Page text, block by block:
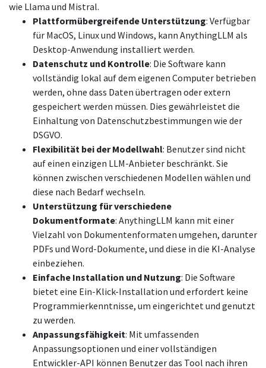
wie Llama und Mistral.
Plattformübergreifende Unterstützung: Verfügbar
für MacOS, Linux und Windows, kann AnythingLLM als
Desktop-Anwendung installiert werden.
Datenschutz und Kontrolle: Die Software kann
vollständig lokal auf dem eigenen Computer betrieben
werden, ohne dass Daten übertragen oder extern
gespeichert werden müssen. Dies gewährleistet die
Einhaltung von Datenschutzbestimmungen wie der
DSGVO.
Flexibilität bei der Modellwahl: Benutzer sind nicht
auf einen einzigen LLM-Anbieter beschränkt. Sie
können zwischen verschiedenen Modellen wählen und
diese nach Bedarf wechseln.
Unterstützung für verschiedene
Dokumentformate: AnythingLLM kann mit einer
Vielzahl von Dokumentenformaten umgehen, darunter
PDFs und Word-Dokumente, und diese in die KI-Analyse
einbeziehen.
Einfache Installation und Nutzung: Die Software
bietet eine Ein-Klick-Installation und erfordert keine
Programmierkenntnisse, um eingerichtet und genutzt
zu werden.
Anpassungsfähigkeit: Mit umfassenden
Anpassungsoptionen und einer vollständigen
Entwickler-API können Benutzer das Tool nach ihren